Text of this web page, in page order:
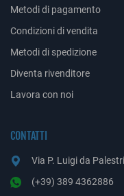
Metodi di pagamento
Condizioni di vendita
Metodi di spedizione
Diventa rivenditore
Lavora con noi
CONTATTI
Via P. Luigi da
(+39) 389 4362886